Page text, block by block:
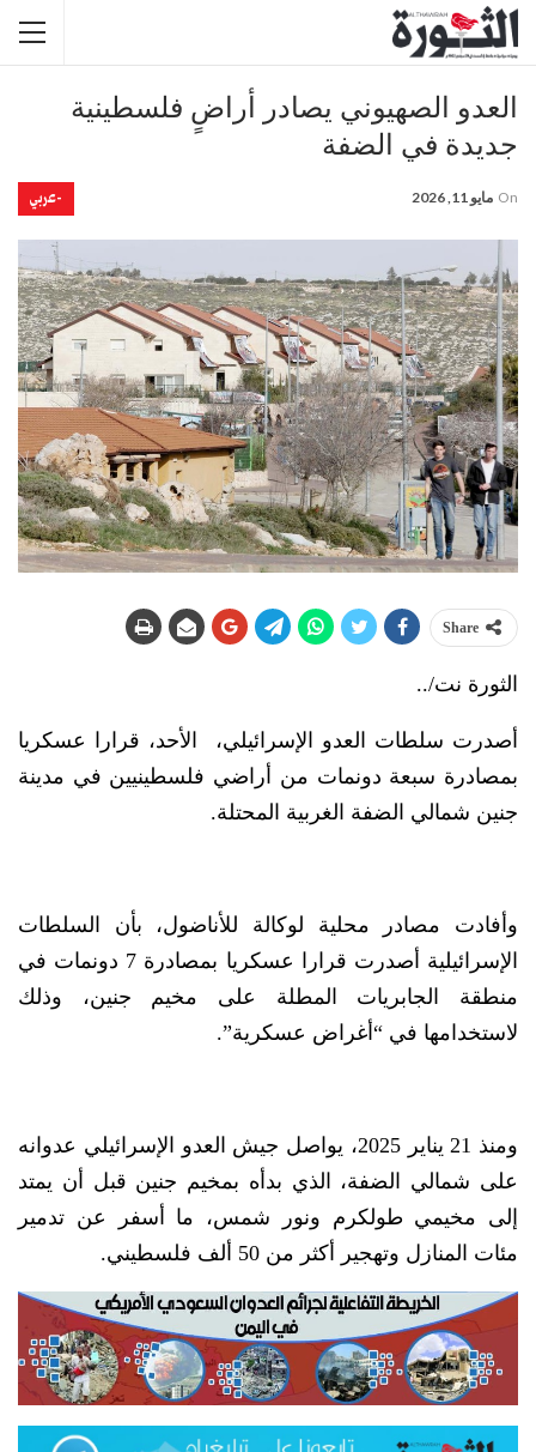
العدو الصهيوني يصادر أراضٍ فلسطينية
جديدة في الضفة
-عربي On مايو 11, 2026
Share
الثورة نت/..
أصدرت سلطات العدو الإسرائيلي، الأحد، قرارا عسكريا
بمصادرة سبعة دونمات من أراضي فلسطينيين في مدينة
جنين شمالي الضفة الغربية المحتلة.
وأفادت مصادر محلية لوكالة للأناضول، بأن السلطات
الإسرائيلية أصدرت قرارا عسكريا بمصادرة 7 دونمات في
منطقة الجابريات المطلة على مخيم جنين، وذلك
لاستخدامها في “أغراض عسكرية”.
ومنذ 21 يناير 2025، يواصل جيش العدو الإسرائيلي عدوانه
على شمالي الضفة، الذي بدأه بمخيم جنين قبل أن يمتد
إلى مخيمي طولكرم ونور شمس، ما أسفر عن تدمير
مئات المنازل وتهجير أكثر من 50 ألف فلسطيني.